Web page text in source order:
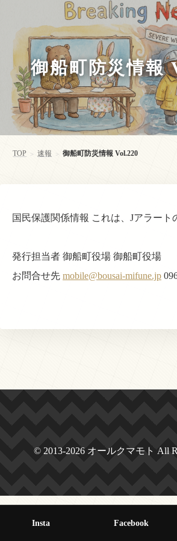
御船町防災情報
TOP > 速報 > 御船町防災情報 Vol.220
国民保護関係情報 これは、Jアラート
発行担当者 御船町役場 御船町役場
お問合せ先 mobile@bousai-mifune.jp
© 2013-2026 オールクマモト All
Insta Facebook